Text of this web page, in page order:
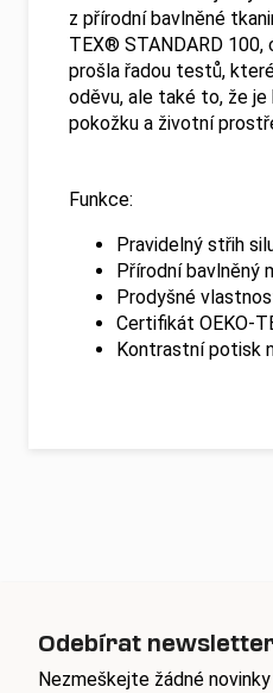
z přírodní bavlněné
TEX® STANDARD 100,
prošla řadou testů,
oděvu, ale také to, že
pokožku a životní
Funkce:
Pravidelný střih
Přírodní bavlněný
Prodyšné
Certifikát OEKO-
Kontrastní potisk
Odebírat
Nezmeškejte žádné